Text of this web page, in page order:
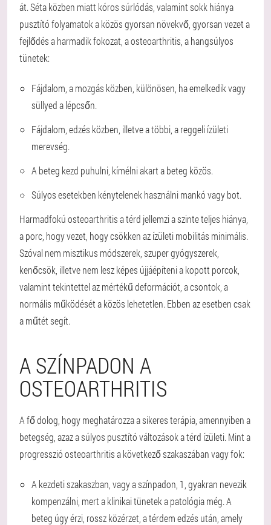
át. Séta közben miatt kóros súrlódás, valamint sokk hiánya
pusztító folyamatok a közös gyorsan növekvő, gyorsan vezet a
fejlődés a harmadik fokozat, a osteoarthritis, a hangsúlyos
tünetek:
Fájdalom, a mozgás közben, különösen, ha emelkedik vagy
süllyed a lépcsőn.
Fájdalom, edzés közben, illetve a többi, a reggeli ízületi
merevség.
A beteg kezd puhulni, kímélni akart a beteg közös.
Súlyos esetekben kénytelenek használni mankó vagy bot.
Harmadfokú osteoarthritis a térd jellemzi a szinte teljes hiánya,
a porc, hogy vezet, hogy csökken az ízületi mobilitás minimális.
Szóval nem misztikus módszerek, szuper gyógyszerek,
kenőcsök, illetve nem lesz képes újjáépíteni a kopott porcok,
valamint tekintettel az mértékű deformációt, a csontok, a
normális működését a közös lehetetlen. Ebben az esetben csak
a műtét segít.
A SZÍNPADON A
OSTEOARTHRITIS
A fő dolog, hogy meghatározza a sikeres terápia, amennyiben a
betegség, azaz a súlyos pusztító változások a térd ízületi. Mint a
progresszió osteoarthritis a következő szakaszában vagy fok:
A kezdeti szakaszban, vagy a színpadon, 1, gyakran nevezik
kompenzálni, mert a klinikai tünetek a patológia még. A
beteg úgy érzi, rossz közérzet, a térdem edzés után, amely